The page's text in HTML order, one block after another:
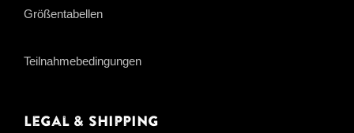
Größentabellen
Teilnahmebedingungen
Legal & Shipping